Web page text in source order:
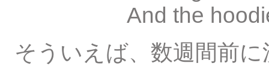
And the
そういえば、数週間前